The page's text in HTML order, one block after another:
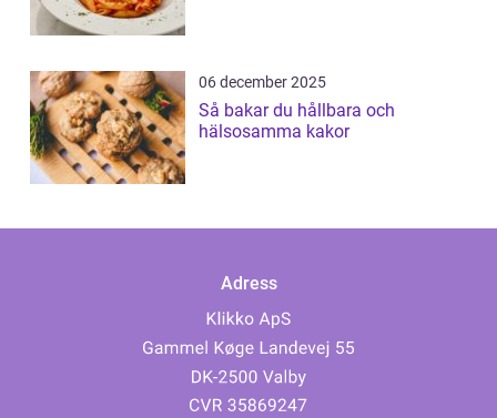
06 december 2025
Så bakar du hållbara och
hälsosamma kakor
Adress